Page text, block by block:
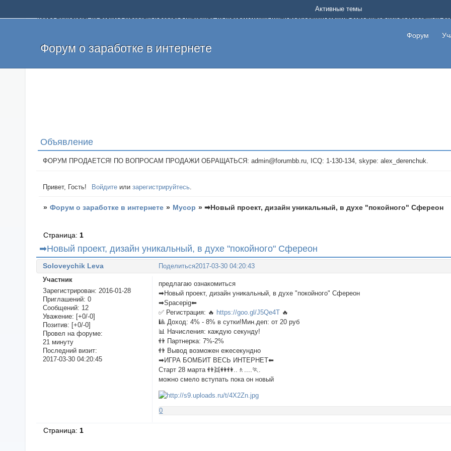
Добро пожаловать на форум о заработке и работе в интернете, на котором можно найти подходящий вариант дополнительной подработки на
и оставлять свои отзывы. Если вы знаете, что определенный проект или сайт не платит, то указывайте в теме что это лохотрон, чтобы другие
легкие деньги без вложений и регистрации уже сегодня. Создавайте новые темы, размещайте объявления со своими пригласительными
Форум о заработке в интернете
Форум
Активные темы
Объявление
ФОРУМ ПРОДАЕТСЯ! ПО ВОПРОСАМ ПРОДАЖИ ОБРАЩАТЬСЯ: admin@forumbb.ru, ICQ: 1-130-134, skype: alex_derenchuk.
Привет, Гость! Войдите илизарегистрируйтесь.
» Форум о заработке в интернете » Мусор »➡Новый проект, дизайн уникальный, в духе "покойного" Сфереон
➡Новый проект, дизайн уникальный, в духе "покойного" Сфереон
Страница: 1
Поделиться2017-03-30 04:20:43
Soloveychik Leva
Участник
Зарегистрирован: 2016-01-28
Приглашений: 0
Сообщений: 12
Уважение: [+0/-0]
Позитив: [+0/-0]
Провел на форуме:
21 минуту
Последний визит:
2017-03-30 04:20:45
предлагаю ознакомиться
➡Новый проект, дизайн уникальный, в духе "покойного" Сфереон
➡Spacepig⬅
✅ Регистрация: 🔥 https://goo.gl/J5Qe4T 🔥
🎱 Доход: 4% - 8% в сутки!Мин.деп: от 20 руб
📊 Начисления: каждую секунду!
👬 Партнерка: 7%-2%
👬 Вывод возможен ежесекундно
➡ИГРА БОМБИТ ВЕСЬ ИНТЕРНЕТ⬅
Старт 28 марта 👬👯👭👫..🚶....🏃.
можно смело вступать пока он новый
0
Страница: 1